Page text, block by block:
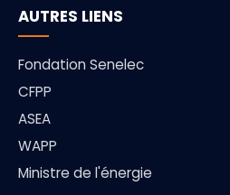
AUTRES LIENS
Fondation Senelec
CFPP
ASEA
WAPP
Ministre de l'énergie